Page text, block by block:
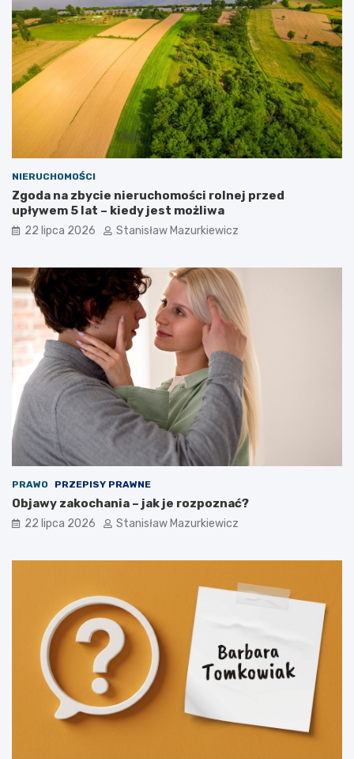
NIERUCHOMOŚCI
Zgoda na zbycie nieruchomości rolnej przed
upływem 5 lat – kiedy jest możliwa
22 lipca 2026 Stanisław Mazurkiewicz
PRAWO PRZEPISY PRAWNE
Objawy zakochania – jak je rozpoznać?
22 lipca 2026 Stanisław Mazurkiewicz